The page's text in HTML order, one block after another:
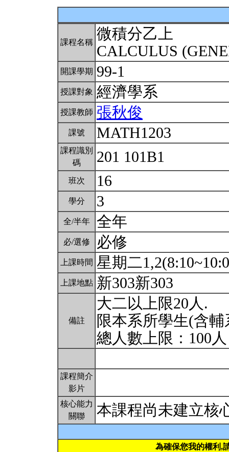
課程名稱 微積分乙上
CALCULUS
開課學期 99-1
授課對象 經濟學系
授課教師 張秋俊
課號 MATH1203
課程識別
碼
201 101B1
班次 16
學分 3
全/半年 全年
必/選修 必修
上課時間 星期二
上課地點 新303新303
備註
大二以上限20人.
限本系所學生(含
總人數上限：100
課程簡介
影片
核心能力
關聯
本課程尚未建立核
為確保您我的權利,